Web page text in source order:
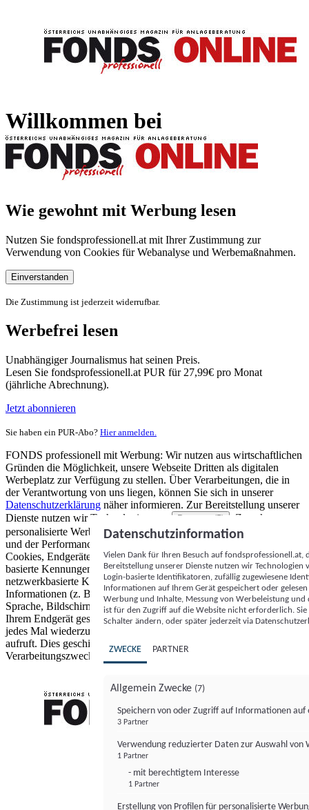
Willkommen bei
Wie gewohnt mit Werbung lesen
Nutzen Sie fondsprofessionell.at mit Ihrer Zustimmung zur
Verwendung von Cookies für Webanalyse und Werbemaßnahmen.
Einverstanden
Die Zustimmung ist jederzeit widerrufbar.
Werbefrei lesen
Unabhängiger Journalismus hat seinen Preis.
Lesen Sie fondsprofessionell.at PUR für 27,99€ pro Monat
(jährliche Abrechnung).
Jetzt abonnieren
Sie haben ein PUR-Abo? Hier anmelden.
FONDS professionell mit Werbung: Wir nutzen aus wirtschaftlichen
Gründen die Möglichkeit, unsere Webseite Dritten als digitalen
Werbeplatz zur Verfügung zu stellen. Über Verarbeitungen, die in
der Verantwortung von uns liegen, können Sie sich in unserer
Datenschutzerklärung näher informieren. Zur Bereitstellung unserer
Dienste nutzen wir Technologien von
Partnern (5)
. Zwecke:
personalisierte Werbung und Inhalte, Messung von Werbeleistung
und der Performance von Inhalten sowie Zielgruppenforschung.
Cookies, Endgeräte- oder ähnliche Online-Kennungen (z. B. login-
basierte Kennungen, zufällig generierte Kennungen,
netzwerkbasierte Kennungen) können zusammen mit anderen
Informationen (z. B. Browsertyp und Browserinformationen,
Sprache, Bildschirmgröße, unterstützte Technologien usw.) auf
Ihrem Endgerät gespeichert oder von dort ausgelesen werden, um es
jedes Mal wiederzuerkennen, wenn es eine App oder einer Webseite
aufruft. Dies geschieht für einen oder mehrere der hier aufgeführten
Verarbeitungszwecke.
Datenschutzinformation
Vielen Dank für Ihren Besuch auf
Bereitstellung unserer Dienste nutzen wir Technologien
Login-basierte Identifikatoren, zufällig zugewiesene
Informationen auf Ihrem Gerät gespeichert oder
Werbung und Inhalte, Messung von Werbeleistung
ist für den Zugriff auf die Website nicht erforderlich.
Schalter ändern, oder später jederzeit via
ZWECKE PARTNER
Allgemein Zwecke (7)
Speichern von oder Zugriff auf Informationen auf
3 Partner
Verwendung reduzierter Daten zur Auswahl von
1 Partner
- mit berechtigtem Interesse
1 Partner
Erstellung von Profilen für personalisierte
FONDS professionell